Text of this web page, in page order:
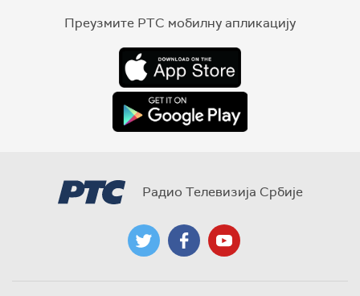
Преузмите РТС мобилну апликацију
Радио Телевизија Србије